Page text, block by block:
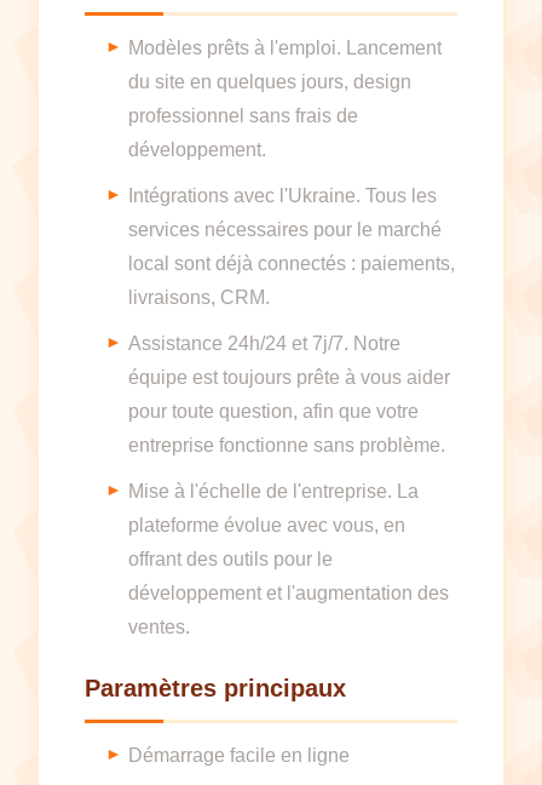
Modèles prêts à l'emploi. Lancement
du site en quelques jours, design
professionnel sans frais de
développement.
Intégrations avec l'Ukraine. Tous les
services nécessaires pour le marché
local sont déjà connectés : paiements,
livraisons, CRM.
Assistance 24h/24 et 7j/7. Notre
équipe est toujours prête à vous aider
pour toute question, afin que votre
entreprise fonctionne sans problème.
Mise à l'échelle de l'entreprise. La
plateforme évolue avec vous, en
offrant des outils pour le
développement et l'augmentation des
ventes.
Paramètres principaux
Démarrage facile en ligne